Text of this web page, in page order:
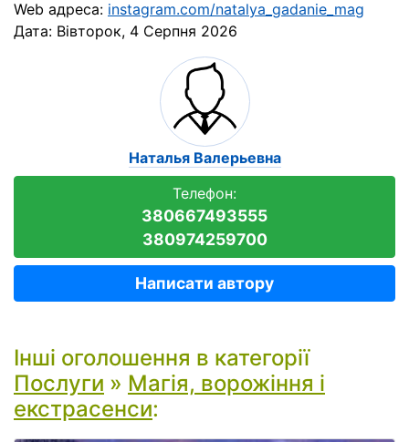
Web адреса: instagram.com/natalya_gadanie_mag
Дата: Вівторок, 4 Серпня 2026
Наталья Валерьевна
Телефон:
380667493555
380974259700
Написати автору
Інші оголошення в категорії
Послуги » Магія, ворожіння і
екстрасенси: